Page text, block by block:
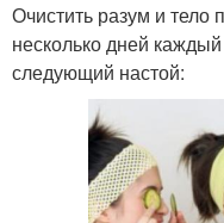
Очистить разум и тело
несколько дней
следующий настой: